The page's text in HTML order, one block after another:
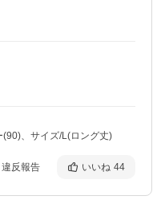
(90)、サイズ/L(ロング丈)
違反報告 いいね 44